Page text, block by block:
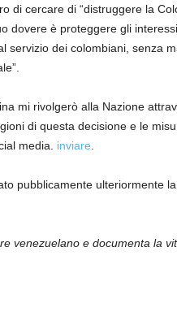
di cercare di “distruggere la
dovere è proteggere gli
servizio dei colombiani, senza
mi rivolgerò alla Nazione
di questa decisione e le
media. inviare
pubblicamente ulteriormente
venezuelano e documenta la